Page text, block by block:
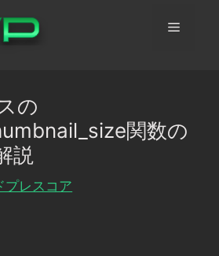
メ
の
関数の
説
プレスコア